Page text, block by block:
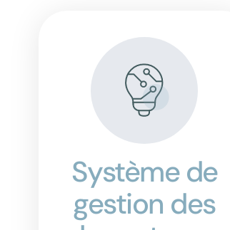
Système de
gestion des